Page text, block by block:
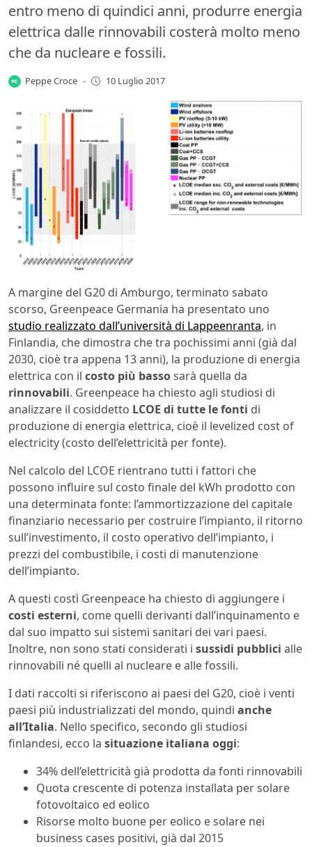
entro meno di quindici anni, produrre energia
elettrica dalle rinnovabili costerà molto meno
che da nucleare e fossili.
Peppe Croce - 10 Luglio 2017
A margine del G20 di Amburgo, terminato sabato
scorso, Greenpeace Germania ha presentato uno
studio realizzato dall’università di Lappeenranta, in
Finlandia, che dimostra che tra pochissimi anni (già dal
2030, cioè tra appena 13 anni), la produzione di energia
elettrica con il costo più bassosarà quella da
rinnovabili. Greenpeace ha chiesto agli studiosi di
analizzare il cosiddetto LCOE di tutte le fonti di
produzione di energia elettrica, cioè il levelized cost of
electricity (costo dell’elettricità per fonte).
Nel calcolo del LCOE rientrano tutti i fattori che
possono influire sul costo finale del kWh prodotto con
una determinata fonte: l’ammortizzazione del capitale
finanziario necessario per costruire l’impianto, il ritorno
sull’investimento, il costo operativo dell’impianto, i
prezzi del combustibile, i costi di manutenzione
dell’impianto.
A questi costì Greenpeace ha chiesto di aggiungere i
costi esterni, come quelli derivanti dall’inquinamento e
dal suo impatto sui sistemi sanitari dei vari paesi.
Inoltre, non sono stati considerati i sussidi pubblici alle
rinnovabili né quelli al nucleare e alle fossili.
I dati raccolti si riferiscono ai paesi del G20, cioè i venti
paesi più industrializzati del mondo, quindi anche
all’Italia. Nello specifico, secondo gli studiosi
finlandesi, ecco la situazione italiana oggi:
34% dell’elettricità già prodotta da fonti rinnovabili
Quota crescente di potenza installata per solare
fotovoltaico ed eolico
Risorse molto buone per eolico e solare nei
business cases positivi, già dal 2015